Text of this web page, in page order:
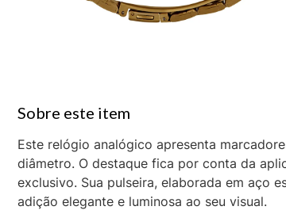
Este relógio analógico apresenta
diâmetro. O destaque fica por conta da
exclusivo. Sua pulseira, elaborada em aço
adição elegante e luminosa ao seu visual.